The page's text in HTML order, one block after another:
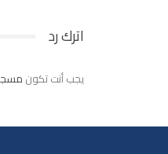
اترك رد
يجب أنت تكون